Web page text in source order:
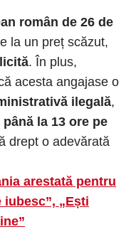
român de 26 de
la un preț scăzut,
. În plus,
acesta angajase o
ilegală,
până la 13 ore pe
drept o adevărată
arestată pentru
„Ești